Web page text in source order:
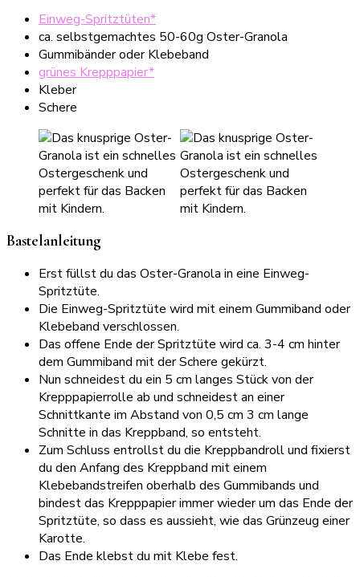
Einweg-Spritztüten*
ca. selbstgemachtes 50-60g Oster-Granola
Gummibänder oder Klebeband
grünes Krepppapier*
Kleber
Schere
Bastelanleitung
Erst füllst du das Oster-Granola in eine Einweg-
Spritztüte.
Die Einweg-Spritztüte wird mit einem Gummiband oder
Klebeband verschlossen.
Das offene Ende der Spritztüte wird ca. 3-4 cm hinter
dem Gummiband mit der Schere gekürzt.
Nun schneidest du ein 5 cm langes Stück von der
Krepppapierrolle ab und schneidest an einer
Schnittkante im Abstand von 0,5 cm 3 cm lange
Schnitte in das Kreppband, so entsteht.
Zum Schluss entrollst du die Kreppbandroll und fixierst
du den Anfang des Kreppband mit einem
Klebebandstreifen oberhalb des Gummibands und
bindest das Krepppapier immer wieder um das Ende der
Spritztüte, so dass es aussieht, wie das Grünzeug einer
Karotte.
Das Ende klebst du mit Klebe fest.